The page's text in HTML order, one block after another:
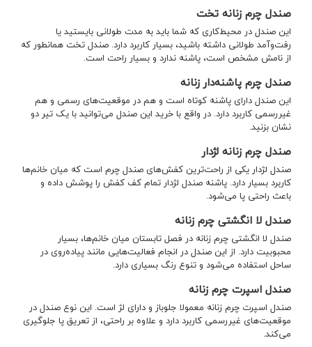
صندل چرم زنانه تخت
این صندل در محیط‌کاری که شما باید به مدت طولانی بایستید یا
رفت‌وآمد طولانی داشته باشید، بسیار کاربرد دارد. صندل تخت همانطور که
از نامش مشخص است، ‌پاشنه ندارد و بسیار راحت است.
صندل چرم پاشنه‌دار زنانه
این صندل دارای پاشنه کوتاه است و هم در موقعیت‌های رسمی و هم
غیررسمی‌ کاربرد دارد. در واقع با خرید این صندل می‌توانید با یک تیر دو
نشان بزنید.
صندل چرم زنانه لژدار
صندل لژدار یکی از راحت‌ترین کفش‌های صندل چرم است که میان خانم‌ها
کاربرد بسیار دارد. پاشنه صندل لژدار تمام کف کفش را پوشش داده و
باعث راحتی پا می‌شود.
صندل لا انگشتی چرم زنانه
صندل لا انگشتی چرم زنانه در فصل تابستان میان خانم‌ها، بسیار
محبوبیت دارد. از این صندل در انجام فعالیت‌هایی مانند پیاده‌روی در
ساحل استفاده می‌شود و تنوع رنگ بسیاری دارد.
صندل اسپرت چرم زنانه
صندل اسپرت چرم زنانه معمولا جلوباز و دارای لژ است. این نوع صندل در
موقعیت‌های غیررسمی کاربرد دارد و علاوه بر راحتی، از تعریق پا جلوگیری
می‌کند.